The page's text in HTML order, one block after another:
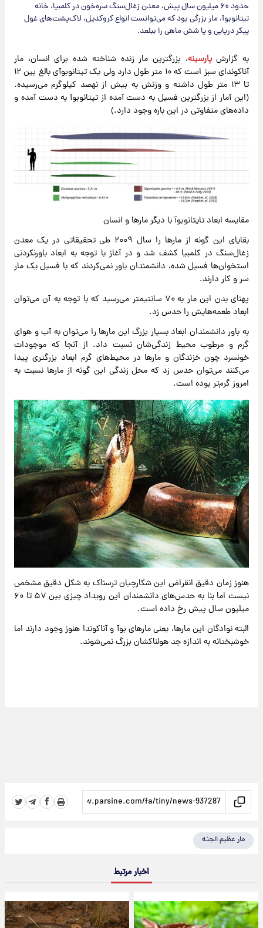
حدود ۶۰ میلیون سال پیش، معدن زغال‌سنگ سره‌خون در کلمبیا، خانه
تیتانوبوآ، مار بزرگی بود که می‌توانست انواع کروکدیل، لاک‌پشت‌های غول
پیکر دریایی و یا شش ماهی را ببلعد.
به گزارشپارسینه، بزرگترین مار زنده شناخته شده برای انسان، مار
آناکوندای سبز است که ۱۰ متر طول دارد ولی یک تیتانوبوآی بالغ بین ۱۲
تا ۱۳ متر طول داشته و وزنش به بیش از نهصد کیلوگرم می‌رسیده.
(این آمار از بزرگترین فسیل به دست آمده از تیتانوبوآ به دست آمده و
داده‌های متفاوتی در این باره وجود دارد.)
مقایسه ابعاد تایتانوبوآ با دیگر مارها و انسان
بقایای این گونه از مارها را سال ۲۰۰۹ طی تحقیقاتی در یک معدن
زغال‌سنگ در کلمبیا کشف شد و در آغاز با توجه به ابعاد باورنکردنی
استخوان‌ها فسیل شده، دانشمندان باور نمی‌کردند که با فسیل یک مار
سر و کار دارند.
پهنای بدن این مار به ۷۰ سانتیمتر می‌رسید که با توجه به آن می‌توان
ابعاد طعمه‌هایش را حدس زد.
به باور دانشمندان ابعاد بسیار بزرگ این مارها را می‌توان به آب و هوای
گرم و مرطوب محیط زندگی‌شان نسبت داد. از آنجا که موجودات
خونسرد چون خزندگان و مارها در محیط‌های گرم ابعاد بزرگتری پیدا
می‌کنند می‌توان حدس زد که محل زندگی این گونه از مارها نسبت به
امروز گرم‌تر بوده است.
هنوز زمان دقیق انقراض این شکارچیان ترسناک به شکل دقیق مشخص
نیست اما بنا به حدس‌های دانشمندان این رویداد چیزی بین ۵۷ تا ۶۰
میلیون سال پیش رخ داده است.
البته نوادگان این مارها، یعنی مارهای بوآ و آناکوندا هنوز وجود دارند اما
خوشبختانه به اندازه جد هولناکشان بزرگ نمی‌شوند.
مار عظیم الجثه
اخبار مرتبط